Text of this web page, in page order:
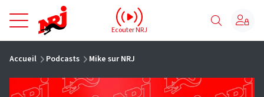
NRJ - Accueil
Ecouter NRJ
Accueil Podcasts Mike sur NRJ